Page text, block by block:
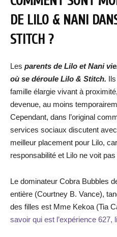
DE LILO & NANI
STITCH ?
Les parents de Lilo et Nani
où se déroule Lilo & Stitch.
famille élargie vivant à
devenue, au moins
Cependant, dans l’original
services sociaux discutent avec
meilleur placement pour Lilo,
responsabilité et Lilo ne voit
Le dominateur Cobra Bubbles
entière (Courtney B. Vance),
des filles est Mme Kekoa (Tia
savoir qui est l’expérience 627,